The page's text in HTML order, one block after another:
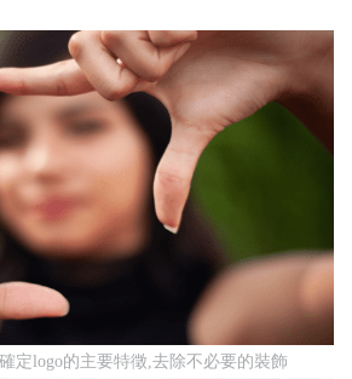
定logo的主要特徵,去除不必要的裝飾